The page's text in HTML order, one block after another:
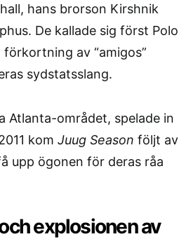
hans brorson Kirshnik
De kallade sig först Polo
av “amigos”
sydstatsslang.
Atlanta-området, spelade in
kom Juug Season följt av
upp ögonen för deras råa
explosionen av